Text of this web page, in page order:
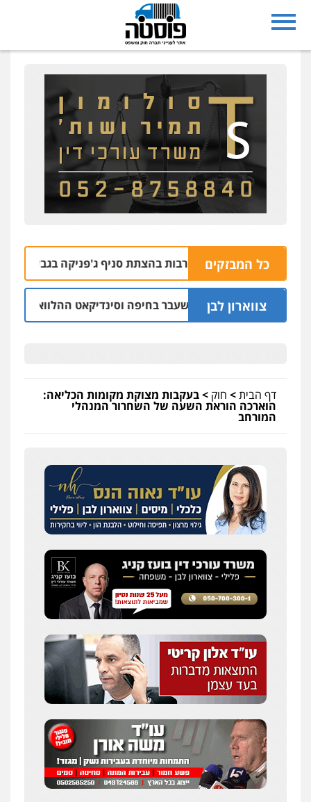
כל המבזקים
בחשד למעורבות בהצתת סניף ג'פניקה בגבעתיים
צווארון לבן
יו"ר ש"ס לשעבר בחיפה וסינדיקאט ההלוואות של משפחת
דף הבית> חוק >בעקבות מצוקת מקומות הכליאה:
הוארכה הוראת השעה של השחרור המנהלי
המורחב